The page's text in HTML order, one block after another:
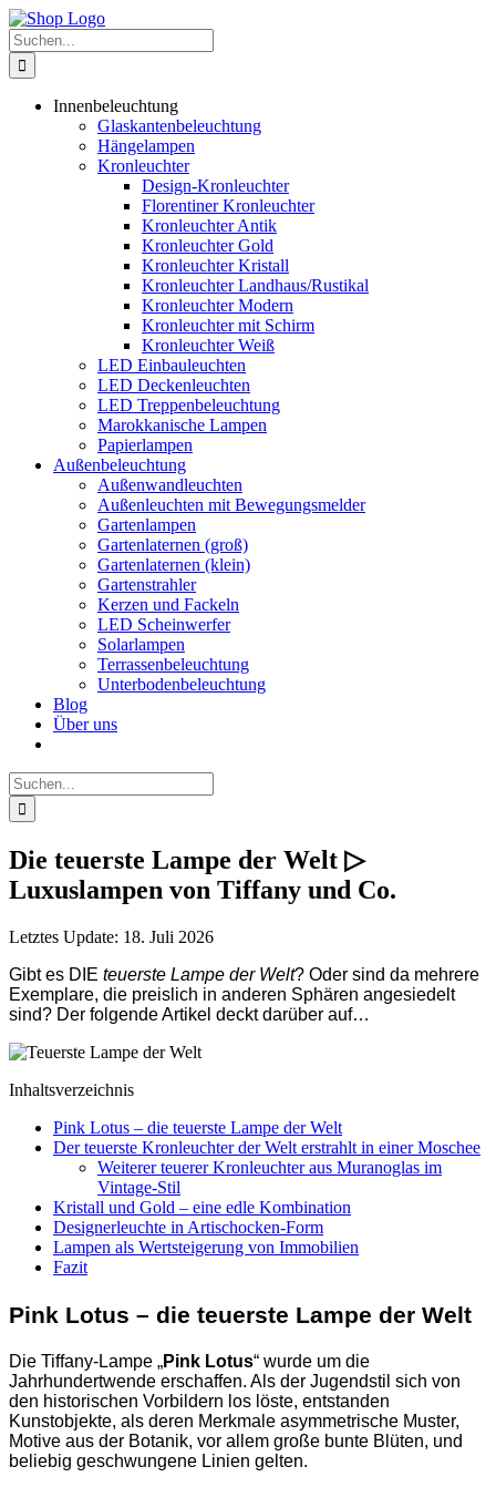
Zum
Inhalt
springen
Suche
nach:
Innenbeleuchtung
Glaskantenbeleuchtung
Hängelampen
Kronleuchter
Design-Kronleuchter
Florentiner Kronleuchter
Kronleuchter Antik
Kronleuchter Gold
Kronleuchter Kristall
Kronleuchter Landhaus/Rustikal
Kronleuchter Modern
Kronleuchter mit Schirm
Kronleuchter Weiß
LED Einbauleuchten
LED Deckenleuchten
LED Treppenbeleuchtung
Marokkanische Lampen
Papierlampen
Außenbeleuchtung
Außenwandleuchten
Außenleuchten mit Bewegungsmelder
Gartenlampen
Gartenlaternen (groß)
Gartenlaternen (klein)
Gartenstrahler
Kerzen und Fackeln
LED Scheinwerfer
Solarlampen
Terrassenbeleuchtung
Unterbodenbeleuchtung
Blog
Über uns
Suche
nach:
Die teuerste Lampe der Welt ▷
Luxuslampen von Tiffany und Co.
Letztes Update: 18. Juli 2026
Gibt es DIE teuerste Lampe der Welt? Oder sind da mehrere
Exemplare, die preislich in anderen Sphären angesiedelt
sind? Der folgende Artikel deckt darüber auf…
Inhaltsverzeichnis
Pink Lotus – die teuerste Lampe der Welt
Der teuerste Kronleuchter der Welt erstrahlt in einer Moschee
Weiterer teuerer Kronleuchter aus Muranoglas im
Vintage-Stil
Kristall und Gold – eine edle Kombination
Designerleuchte in Artischocken-Form
Lampen als Wertsteigerung von Immobilien
Fazit
Pink Lotus – die teuerste Lampe der Welt
Die Tiffany-Lampe „Pink Lotus“ wurde um die
Jahrhundertwende erschaffen. Als der Jugendstil sich von
den historischen Vorbildern los löste, entstanden
Kunstobjekte, als deren Merkmale asymmetrische Muster,
Motive aus der Botanik, vor allem große bunte Blüten, und
beliebig geschwungene Linien gelten.